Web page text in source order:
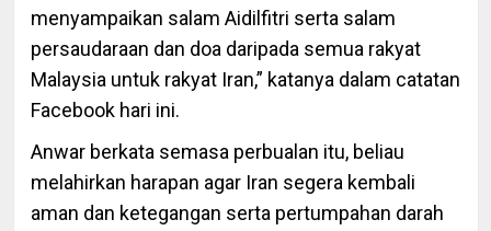
menyampaikan salam Aidilfitri serta salam
persaudaraan dan doa daripada semua rakyat
Malaysia untuk rakyat Iran,” katanya dalam catatan
Facebook hari ini.
Anwar berkata semasa perbualan itu, beliau
melahirkan harapan agar Iran segera kembali
aman dan ketegangan serta pertumpahan darah